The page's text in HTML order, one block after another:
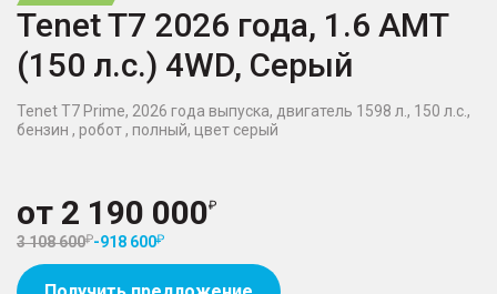
Tenet T7 2026 года, 1.6 AMT
(150 л.с.) 4WD, Серый
Tenet T7 Prime, 2026 года выпуска, двигатель 1598 л., 150 л.с.,
бензин , робот , полный, цвет серый
от 2 190 000
3 108 600 -918 600